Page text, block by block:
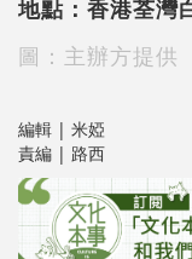
地點：香港荃灣
圖：主辦方提供
編輯 | 米婭
責編 | 路西